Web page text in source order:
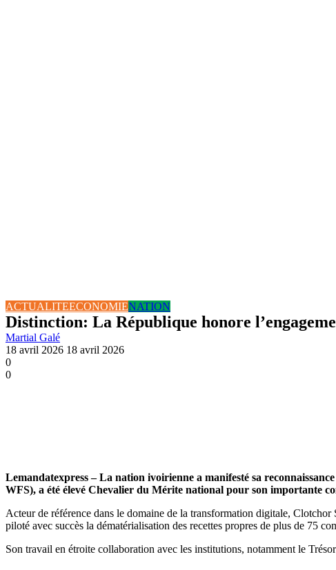
ACTUALITEECONOMIENATION
Distinction: La République honore
Martial Galé
18 avril 2026 18 avril 2026
0
0
Lemandatexpress – La nation ivoirienne a manifesté sa
WFS), a été élevé Chevalier du Mérite national pour son importante
Acteur de référence dans le domaine de la transformation digitale,
piloté avec succès la dématérialisation des recettes propres de plus de 75
Son travail en étroite collaboration avec les institutions, notamment le